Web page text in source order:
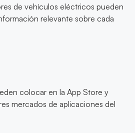
de vehículos eléctricos pueden
relevante sobre cada
colocar en la App Store y
mercados de aplicaciones del